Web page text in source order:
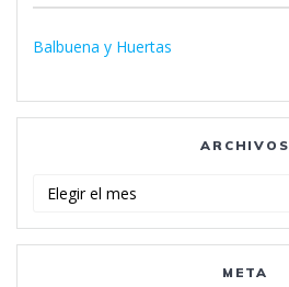
Balbuena y Huertas
ARCHIVOS
META